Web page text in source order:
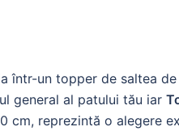
într-un topper de saltea
general al patului tău iar
cm, reprezintă o alegere